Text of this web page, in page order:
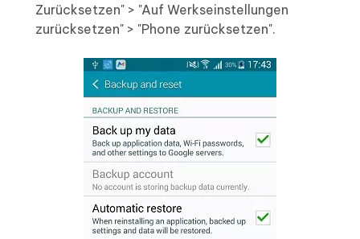
Zurücksetzen" > "Auf Werkseinstellungen
zurücksetzen" > "Phone zurücksetzen".